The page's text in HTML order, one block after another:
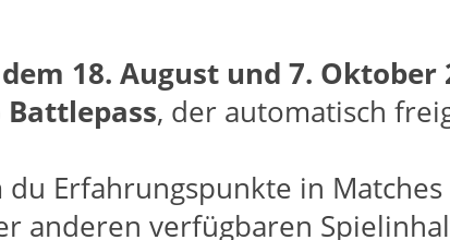
18. August und 7. Oktober
Battlepass, der automatisch
du Erfahrungspunkte in
anderen verfügbaren